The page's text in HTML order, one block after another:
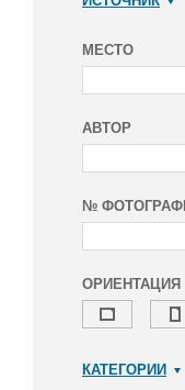
МЕСТО
АВТОР
№
ОРИЕНТАЦИЯ
КАТЕГОРИИ